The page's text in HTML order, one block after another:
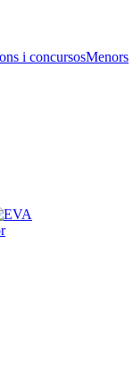
i concursosMenors